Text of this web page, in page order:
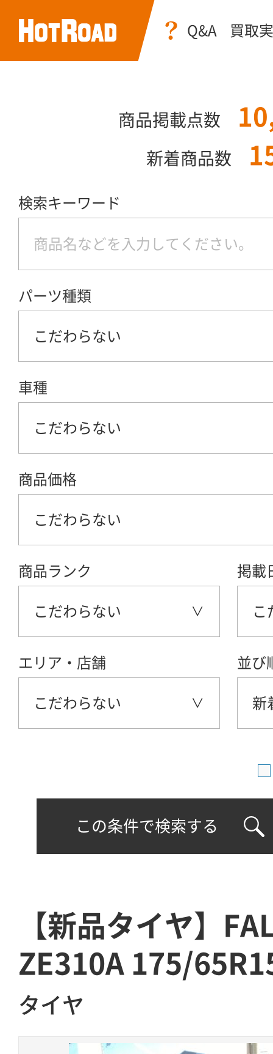
Q&A 買取
商品掲載点数
新着商品数
検索キーワード
パーツ種類
こだわらない
車種
こだわらない
商品価格
こだわらない
商品ランク
こだわらない
掲載
こ
エリア・店舗
こだわらない
並び
新
この条件で検索する
【新品タイヤ】
ZE310A 175/
タイヤ